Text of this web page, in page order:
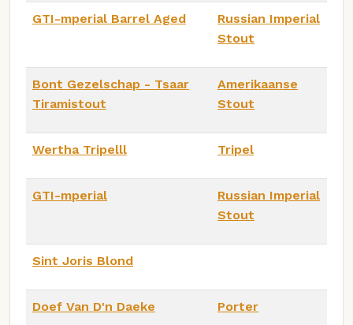
GTI-mperial Barrel Aged
Russian Imperial
Stout
Bont Gezelschap - Tsaar
Tiramistout
Amerikaanse
Stout
Wertha Tripelll Tripel
GTI-mperial
Russian Imperial
Stout
Sint Joris Blond
Doef Van D'n Daeke Porter